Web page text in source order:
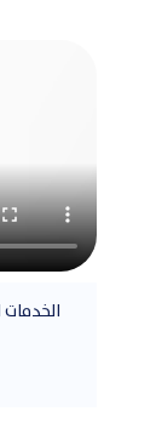
الخدمات